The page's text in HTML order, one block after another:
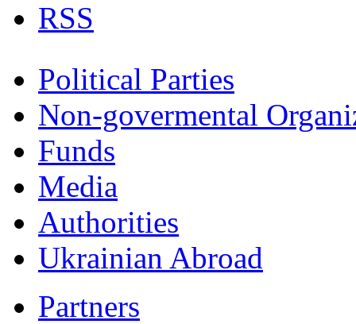
RSS
Political Parties
Non-govermental
Funds
Мedia
Authorities
Ukrainian Abroad
Partners